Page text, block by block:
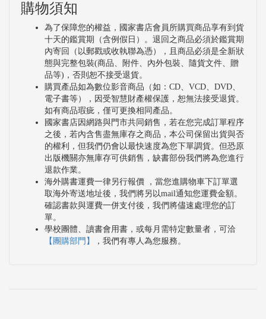
購物須知
為了保障您的權益，國家書店會員所購買商品享有到貨
十天的鑑賞期（含例假日）。退回之商品必須於鑑賞期
內寄回（以郵戳或收執聯為憑），且商品必須是全新狀
態與完整包裝(商品、附件、內外包裝、隨貨文件、贈
品等)，否則恕不接受退貨。
購買產品如為數位影音商品（如：CD、VCD、DVD、
電子書等），因受智慧財產權保護，恕無法接受退貨。
如有商品瑕疵，僅可更換相同產品。
國家書店因網路與門市共同銷售，若在您完成訂單程序
之後，若內含售盡無庫存之商品，本公司保留出貨與否
的權利，但我們仍會以最快速度為您下單調貨。但恐原
出版機關亦無庫存可供銷售，缺書部份我們將為您進行
退款作業。
海外購書運費一律另行報價 ，當您進購物車下訂單選
取海外寄送地址後，我們將另以mail通知您運費金額。
確認書款與運費一併支付後，我們將儘速處理您的訂
單。
學校團體、讀書會用書，或每月需特定數量者，可洽
【團購部門】
，我們有專人為您服務。